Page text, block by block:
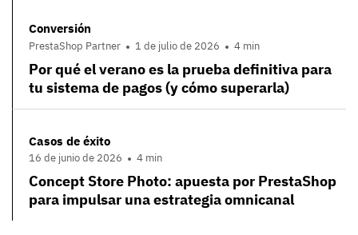
Conversión
PrestaShop Partner 1 de julio de 2026 4 min
Por qué el verano es la prueba definitiva para
tu sistema de pagos (y cómo superarla)
Casos de éxito
16 de junio de 2026 4 min
Concept Store Photo: apuesta por PrestaShop
para impulsar una estrategia omnicanal